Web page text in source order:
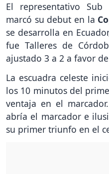
El representativo
marcó su debut en la
se desarrolla en
fue Talleres de
ajustado 3 a 2 a favor
La escuadra celeste
los 10 minutos del
ventaja en el
abría el marcador e
su primer triunfo en el